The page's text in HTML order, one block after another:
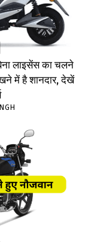
लाइसेंस का चलने
में है शानदार, देखें